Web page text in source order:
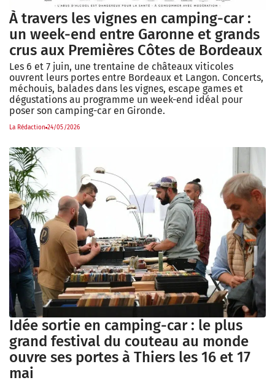
À travers les vignes en camping-car :
un week-end entre Garonne et grands
crus aux Premières Côtes de Bordeaux
Les 6 et 7 juin, une trentaine de châteaux viticoles
ouvrent leurs portes entre Bordeaux et Langon. Concerts,
méchouis, balades dans les vignes, escape games et
dégustations au programme un week-end idéal pour
poser son camping-car en Gironde.
La Rédaction 24/05/2026
Idée sortie en camping-car : le plus
grand festival du couteau au monde
ouvre ses portes à Thiers les 16 et 17
mai